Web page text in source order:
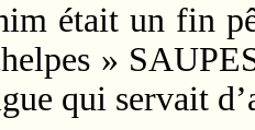
était un fin
»
qui servait